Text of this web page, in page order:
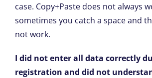
case. Copy+Paste does not always
sometimes you catch a space and
not work.
I did not enter all data correctly
registration and did not